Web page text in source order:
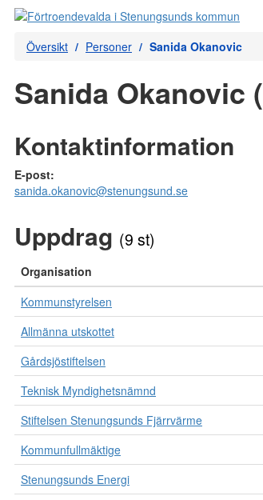
Översikt Personer Sanida Okanovic
Sanida Okanovic (
Kontaktinformation
E-post:
sanida.okanovic@stenungsund.se
Uppdrag (9 st)
Organisation
Kommunstyrelsen
Allmänna utskottet
Gårdsjöstiftelsen
Teknisk Myndighetsnämnd
Stiftelsen Stenungsunds Fjärrvärme
Kommunfullmäktige
Stenungsunds Energi